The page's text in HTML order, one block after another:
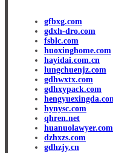
gfbxg.com
gdxh-dro.com
fsblc.com
huoxinghome.com
hayidai.com.cn
lungchuenjz.com
gdhwxtx.com
gdhxypack.com
hynysc.com
qhren.net
huanuolawyer.com
dzhxzs.com
gdhzjy.cn